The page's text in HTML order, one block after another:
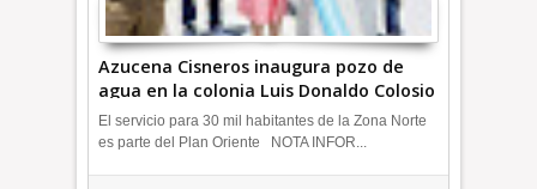
Azucena Cisneros inaugura pozo de
agua en la colonia Luis Donaldo Colosio
+Video | INFORMATIVA
El servicio para 30 mil habitantes de la Zona Norte
es parte del Plan Oriente NOTA INFOR...